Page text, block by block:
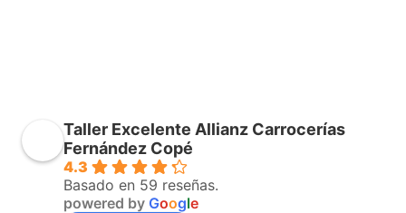
Taller Excelente Allianz Carrocerías
Fernández Copé
4.3
Basado en 59 reseñas.
powered by Google